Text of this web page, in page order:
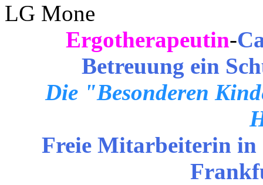
LG Mone
Ergotherapeutin-
Betreuung ein
Die "Besonderen
Freie Mitarbeiterin in